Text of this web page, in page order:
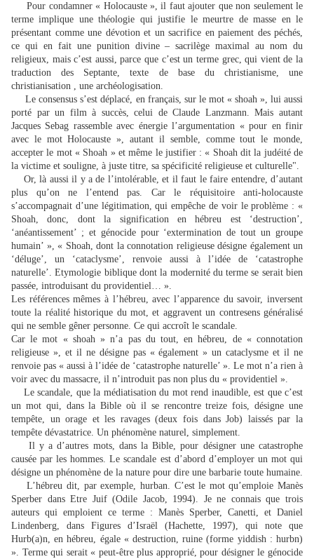
Pour condamner « Holocauste », il faut ajouter que non seulement le
terme implique une théologie qui justifie le meurtre de masse en le
présentant comme une dévotion et un sacrifice en paiement des péchés,
ce qui en fait une punition divine – sacrilège maximal au nom du
religieux, mais c’est aussi, parce que c’est un terme grec, qui vient de la
traduction des Septante, texte de base du christianisme, une
christianisation , une archéologisation.
Le consensus s’est déplacé, en français, sur le mot « shoah », lui aussi
porté par un film à succès, celui de Claude Lanzmann. Mais autant
Jacques Sebag rassemble avec énergie l’argumentation « pour en finir
avec le mot Holocauste », autant il semble, comme tout le monde,
accepter le mot « Shoah » et même le justifier : « Shoah dit la judéité de
la victime et souligne, à juste titre, sa spécificité religieuse et culturelle".
Or, là aussi il y a de l’intolérable, et il faut le faire entendre, d’autant
plus qu’on ne l’entend pas. Car le réquisitoire anti-holocauste
s’accompagnait d’une légitimation, qui empêche de voir le problème : «
Shoah, donc, dont la signification en hébreu est ‘destruction’,
‘anéantissement’ ; et génocide pour ‘extermination de tout un groupe
humain’ », « Shoah, dont la connotation religieuse désigne également un
‘déluge’, un ‘cataclysme’, renvoie aussi à l’idée de ‘catastrophe
naturelle’. Etymologie biblique dont la modernité du terme se serait bien
passée, introduisant du providentiel… ».
Les références mêmes à l’hébreu, avec l’apparence du savoir, inversent
toute la réalité historique du mot, et aggravent un contresens généralisé
qui ne semble gêner personne. Ce qui accroît le scandale.
Car le mot « shoah » n’a pas du tout, en hébreu, de « connotation
religieuse », et il ne désigne pas « également » un cataclysme et il ne
renvoie pas « aussi à l’idée de ‘catastrophe naturelle’ ». Le mot n’a rien à
voir avec du massacre, il n’introduit pas non plus du « providentiel ».
Le scandale, que la médiatisation du mot rend inaudible, est que c’est
un mot qui, dans la Bible où il se rencontre treize fois, désigne une
tempête, un orage et les ravages (deux fois dans Job) laissés par la
tempête dévastatrice. Un phénomène naturel, simplement.
Il y a d’autres mots, dans la Bible, pour désigner une catastrophe
causée par les hommes. Le scandale est d’abord d’employer un mot qui
désigne un phénomène de la nature pour dire une barbarie toute humaine.
L’hébreu dit, par exemple, hurban. C’est le mot qu’emploie Manès
Sperber dans Etre Juif (Odile Jacob, 1994). Je ne connais que trois
auteurs qui emploient ce terme : Manès Sperber, Canetti, et Daniel
Lindenberg, dans Figures d’Israël (Hachette, 1997), qui note que
Hurb(a)n, en hébreu, égale « destruction, ruine (forme yiddish : hurbn)
». Terme qui serait « peut-être plus approprié, pour désigner le génocide